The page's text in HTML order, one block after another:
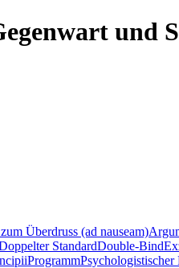
und
Überdruss (ad nauseam)
StandardDouble-Bind
ProgrammPsychologistischer